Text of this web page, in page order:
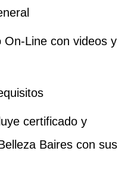
On-Line con videos y
certificado y
Baires con sus